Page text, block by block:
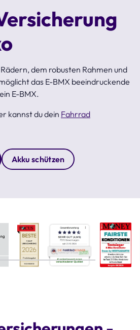
dem robusten Rahmen und
das E-BMX beeindruckende
E-BMX.
kannst du dein Fahrrad
Akku schützen